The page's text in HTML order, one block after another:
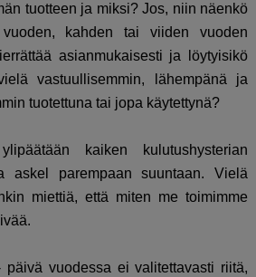
tuotteen ja miksi? Jos, niin näenkö
kahden tai viiden vuoden
asianmukaisesti ja löytyisikö
vastuullisemmin, lähempänä ja
tuotettuna tai jopa käytettynä?
kaiken kulutushysterian
askel parempaan suuntaan. Vielä
miettiä, että miten me toimimme
vuodessa ei valitettavasti riitä,